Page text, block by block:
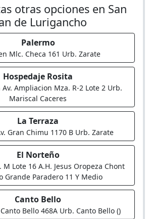
otras opciones en San
de Lurigancho
Palermo
Mlc. Checa 161 Urb. Zarate
Hospedaje Rosita
Ampliacion Mza. R-2 Lote 2 Urb.
Mariscal Caceres
La Terraza
Gran Chimu 1170 B Urb. Zarate
El Norteño
M Lote 16 A.H. Jesus Oropeza Chont
Grande Paradero 11 Y Medio
Canto Bello
Bello 468A Urb. Canto Bello ()